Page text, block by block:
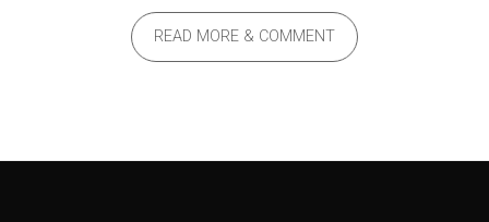
READ MORE & COMMENT